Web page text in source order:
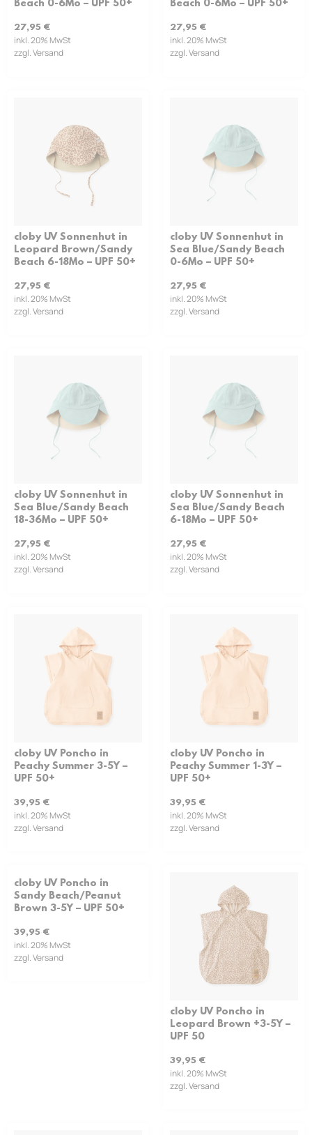
Beach 0-6Mo – UPF 50+
27,95 €
inkl. 20% MwSt
zzgl. Versand
Beach 0-6Mo – UPF 50+
27,95 €
inkl. 20% MwSt
zzgl. Versand
cloby UV Sonnenhut in
Leopard Brown/Sandy
Beach 6-18Mo – UPF 50+
27,95 €
inkl. 20% MwSt
zzgl. Versand
cloby UV Sonnenhut in
Sea Blue/Sandy Beach
0-6Mo – UPF 50+
27,95 €
inkl. 20% MwSt
zzgl. Versand
cloby UV Sonnenhut in
Sea Blue/Sandy Beach
18-36Mo – UPF 50+
27,95 €
inkl. 20% MwSt
zzgl. Versand
cloby UV Sonnenhut in
Sea Blue/Sandy Beach
6-18Mo – UPF 50+
27,95 €
inkl. 20% MwSt
zzgl. Versand
cloby UV Poncho in
Peachy Summer 3-5Y –
UPF 50+
39,95 €
inkl. 20% MwSt
zzgl. Versand
cloby UV Poncho in
Peachy Summer 1-3Y –
UPF 50+
39,95 €
inkl. 20% MwSt
zzgl. Versand
cloby UV Poncho in
Sandy Beach/Peanut
Brown 3-5Y – UPF 50+
39,95 €
inkl. 20% MwSt
zzgl. Versand
cloby UV Poncho in
Leopard Brown +3-5Y –
UPF 50
39,95 €
inkl. 20% MwSt
zzgl. Versand